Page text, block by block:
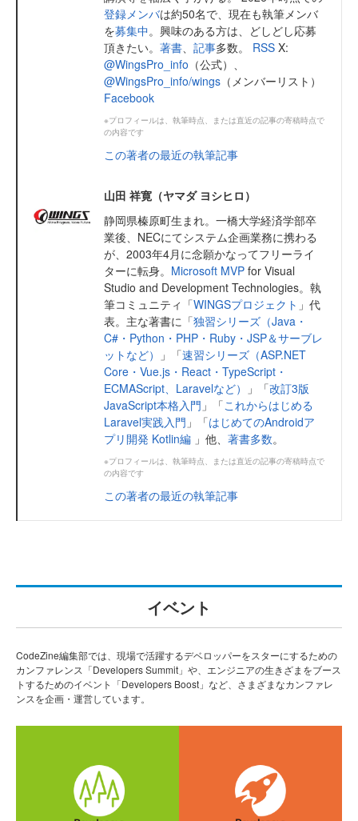
登録メンバは約50名で、現在も執筆メンバ
を募集中。興味のある方は、どしどし応募
頂きたい。 著書、 記事多数。 RSS X:
@WingsPro_info （公式）、
@WingsPro_info/wings （メンバーリスト）
Facebook
※プロフィールは、執筆時点、または直近の記事の寄稿時点で
の内容です
この著者の最近の執筆記事
山田 祥寛（ヤマダ ヨシヒロ）
静岡県榛原町生まれ。一橋大学経済学部卒
業後、NECにてシステム企画業務に携わる
が、2003年4月に念願かなってフリーライ
ターに転身。 Microsoft MVP for Visual
Studio and Development Technologies。執
筆コミュニティ「WINGSプロジェクト 」代
表。主な著書に「独習シリーズ（Java・
C#・Python・PHP・Ruby・JSP＆サーブレ
ットなど）
」「速習シリーズ（ASP.NET
Core・Vue.js・React・TypeScript・
ECMAScript、Laravelなど）
」「改訂3版
JavaScript本格入門 」「これからはじめる
Laravel実践入門 」「はじめてのAndroidア
プリ開発 Kotlin編 」他、 著書多数。
※プロフィールは、執筆時点、または直近の記事の寄稿時点で
の内容です
この著者の最近の執筆記事
イベント
CodeZine編集部では、現場で活躍するデベロッパーをスターにするための
カンファレンス「Developers Summit」や、エンジニアの生きざまをブース
トするためのイベント「Developers Boost」など、さまざまなカンファレ
ンスを企画・運営しています。